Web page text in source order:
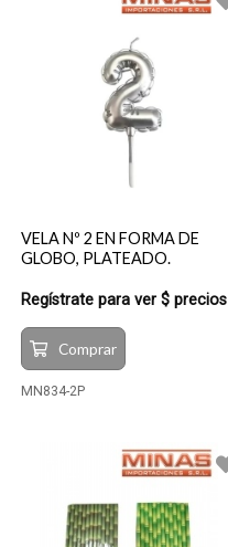
VELA Nº 2 EN FORMA DE
GLOBO, PLATEADO.
Regístrate para ver $ precios
Comprar
MN834-2P